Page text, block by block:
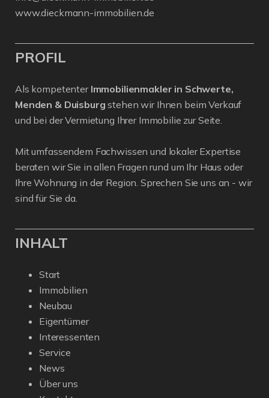
www.dieckmann-immobilien.de
PROFIL
Als kompetenter Immobilienmakler in Schwerte,
Menden & Duisburg stehen wir Ihnen beim Verkauf
und bei der Vermietung Ihrer Immobilie zur Seite.
Mit umfassendem Fachwissen und lokaler Expertise
beraten wir Sie in allen Fragen rund um Ihr Haus oder
Ihre Wohnung in der Region. Sprechen Sie uns an - wir
sind für Sie da.
INHALT
Start
Immobilien
Neubau
Eigentümer
Interessenten
Service
News
Über uns